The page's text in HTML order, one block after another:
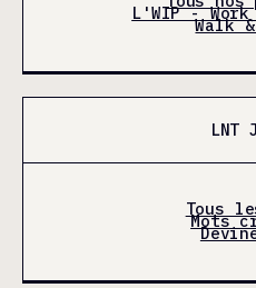
L'WIP -
Walk
LNT
Tous
Mots